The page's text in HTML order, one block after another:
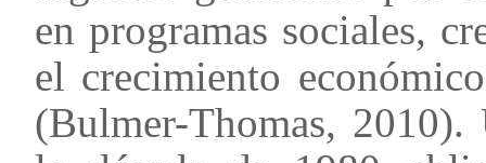
en programas sociales,
el crecimiento
(Bulmer-Thomas, 2010).